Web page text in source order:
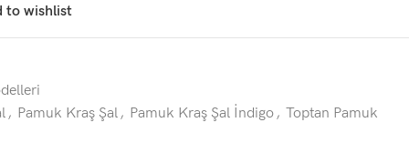
to wishlist
, Pamuk Kraş Şal, Pamuk Kraş Şal İndigo, Toptan Pamuk